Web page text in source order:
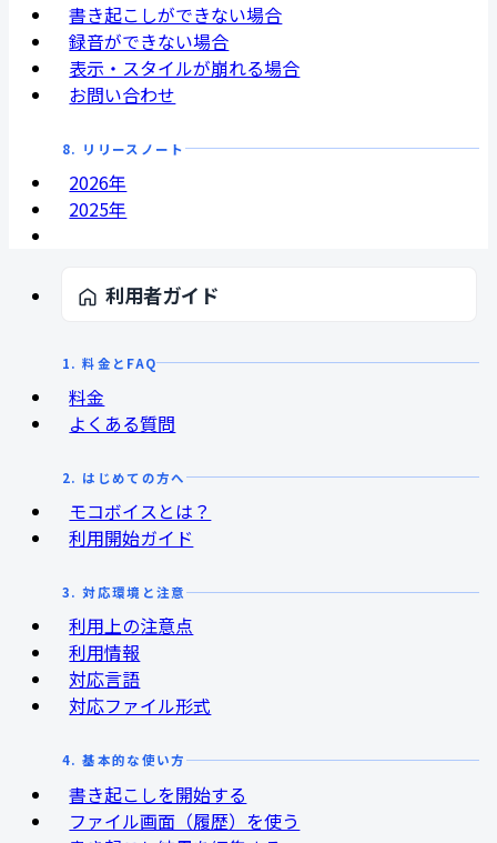
書き起こしができない場合
録音ができない場合
表示・スタイルが崩れる場合
お問い合わせ
8. リリースノート
2026年
2025年
利用者ガイド
1. 料金とFAQ
料金
よくある質問
2. はじめての方へ
モコボイスとは？
利用開始ガイド
3. 対応環境と注意
利用上の注意点
利用情報
対応言語
対応ファイル形式
4. 基本的な使い方
書き起こしを開始する
ファイル画面（履歴）を使う